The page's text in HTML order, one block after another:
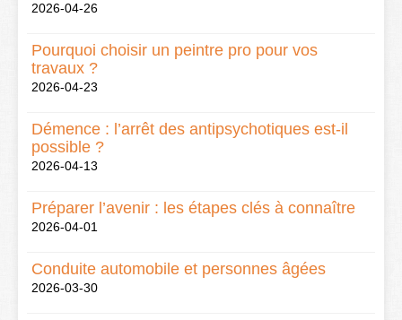
2026-04-26
Pourquoi choisir un peintre pro pour vos
travaux ?
2026-04-23
Démence : l’arrêt des antipsychotiques est-il
possible ?
2026-04-13
Préparer l’avenir : les étapes clés à connaître
2026-04-01
Conduite automobile et personnes âgées
2026-03-30